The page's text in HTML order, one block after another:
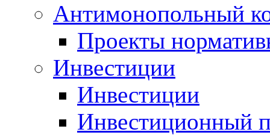
Антимонопольный
Проекты
Инвестиции
Инвестиции
Инвестиционный